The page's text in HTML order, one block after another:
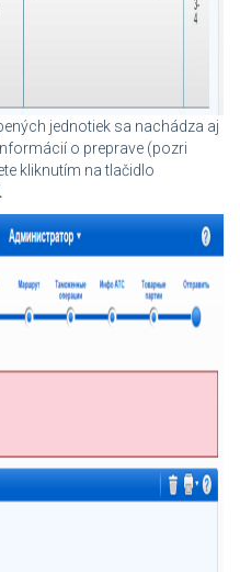
jednotiek sa nachádza aj
o preprave (pozri
kliknutím na tlačidlo